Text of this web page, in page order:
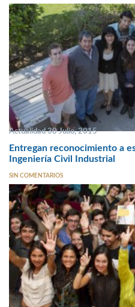
Actualidad 30 Julio, 2015
Entregan reconocimiento a
Ingeniería Civil Industrial
SIN COMENTARIOS